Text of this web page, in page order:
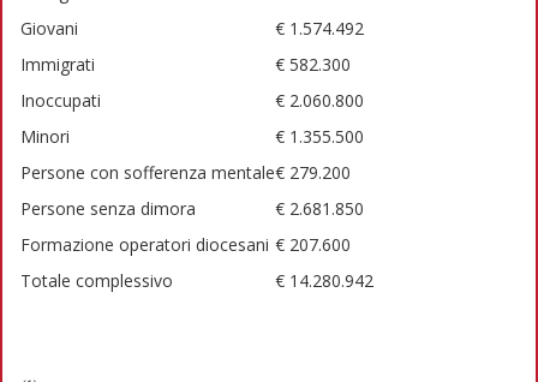
Giovani
€ 1.574.492
Immigrati
€ 582.300
Inoccupati
€ 2.060.800
Minori
€ 1.355.500
Persone con sofferenza mentale€ 279.200
Persone senza dimora
€ 2.681.850
Formazione operatori diocesani € 207.600
Totale complessivo
€ 14.280.942